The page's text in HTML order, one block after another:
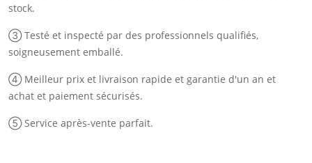
stock.
③ Testé et inspecté par des professionnels qualifiés,
soigneusement emballé.
④ Meilleur prix et livraison rapide et garantie d'un an et
achat et paiement sécurisés.
⑤ Service après-vente parfait.